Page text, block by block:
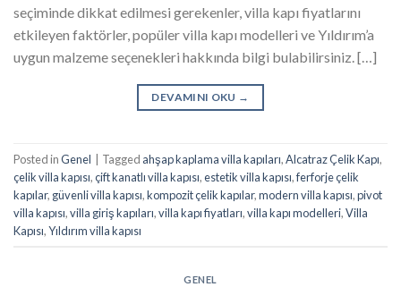
seçiminde dikkat edilmesi gerekenler, villa kapı fiyatlarını
etkileyen faktörler, popüler villa kapı modelleri ve Yıldırım’a
uygun malzeme seçenekleri hakkında bilgi bulabilirsiniz. […]
DEVAMINI OKU →
Posted inGenel Tagged ahşap kaplama villa kapıları,Alcatraz Çelik Kapı,
çelik villa kapısı,çift kanatlı villa kapısı,estetik villa kapısı,ferforje çelik
kapılar, güvenli villa kapısı,kompozit çelik kapılar,modern villa kapısı,pivot
villa kapısı,villa giriş kapıları,villa kapı fiyatları,villa kapı modelleri,Villa
Kapısı,Yıldırım villa kapısı
GENEL